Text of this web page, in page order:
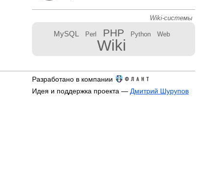
Wiki-системы
MySQL Perl PHP Python Web
Wiki
Разработано в компании
Идея и поддержка проекта — Дмитрий Шурупов